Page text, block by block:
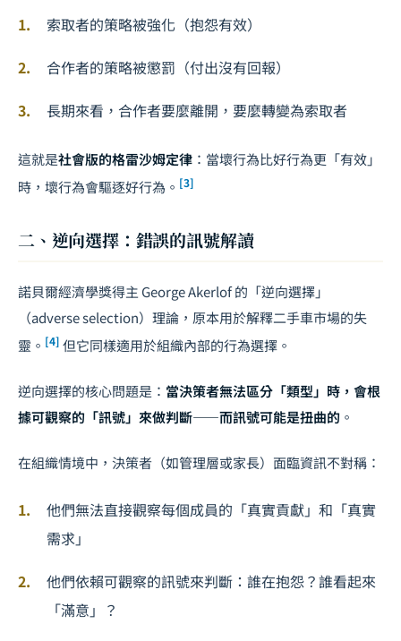
索取者的策略被強化（抱怨有效）
合作者的策略被懲罰（付出沒有回報）
長期來看，合作者要麼離開，要麼轉變為索取者
這就是社會版的格雷沙姆定律 ：當壞行為比好行為更「有效」
時，壞行為會驅逐好行為。 [3]
二、逆向選擇：錯誤的訊號解讀
諾貝爾經濟學獎得主 George Akerlof 的「逆向選擇」
（adverse selection）理論，原本用於解釋二手車市場的失
靈。 [4] 但它同樣適用於組織內部的行為選擇。
逆向選擇的核心問題是： 當決策者無法區分「類型」時，會根
據可觀察的「訊號」來做判斷——而訊號可能是扭曲的 。
在組織情境中，決策者（如管理層或家長）面臨資訊不對稱：
他們無法直接觀察每個成員的「真實貢獻」和「真實
需求」
他們依賴可觀察的訊號來判斷：誰在抱怨？誰看起來
「滿意」？